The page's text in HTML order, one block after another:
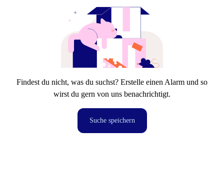
Findest du nicht, was du suchst? Erstelle einen Alarm und so
wirst du gern von uns benachrichtigt.
Suche speichern